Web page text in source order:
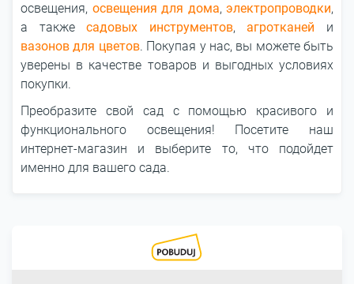
освещения, освещения для дома, электропроводки,
а такжесадовых инструментов, агротканей и
вазонов для цветов. Покупая у нас, вы можете быть
уверены в качестве товаров и выгодных условиях
покупки.
Преобразите свой сад с помощью красивого и
функционального освещения! Посетите наш
интернет-магазин и выберите то, что подойдет
именно для вашего сада.